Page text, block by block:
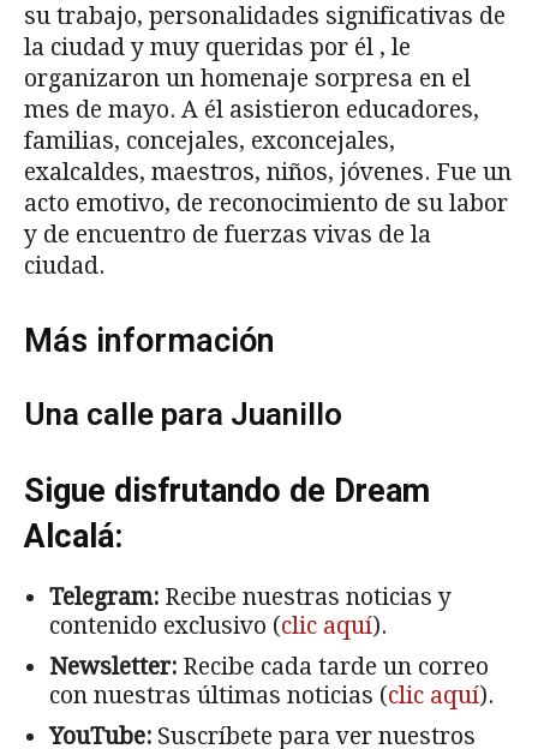
su trabajo, personalidades significativas de
la ciudad y muy queridas por él , le
organizaron un homenaje sorpresa en el
mes de mayo. A él asistieron educadores,
familias, concejales, exconcejales,
exalcaldes, maestros, niños, jóvenes. Fue un
acto emotivo, de reconocimiento de su labor
y de encuentro de fuerzas vivas de la
ciudad.
Más información
Una calle para Juanillo
Sigue disfrutando de Dream
Alcalá:
Telegram: Recibe nuestras noticias y
contenido exclusivo (clic aquí).
Newsletter: Recibe cada tarde un correo
con nuestras últimas noticias (clic aquí).
YouTube: Suscríbete para ver nuestros